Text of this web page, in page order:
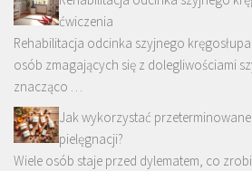
ćwiczenia
Rehabilitacja odcinka szyjnego
osób zmagających się z dolegliwościami
znacząco …
Jak wykorzystać
pielęgnacji?
Wiele osób staje przed dylematem, co